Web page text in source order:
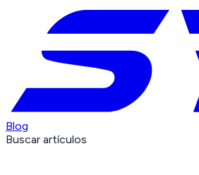
Blog
Buscar artículos